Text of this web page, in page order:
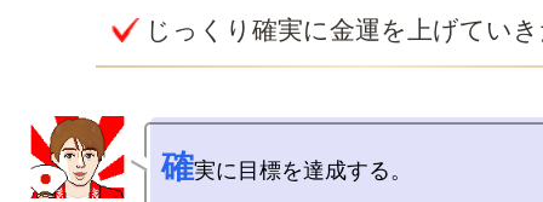
じっくり確実に金運を上げてい
確実に目標を達成する。